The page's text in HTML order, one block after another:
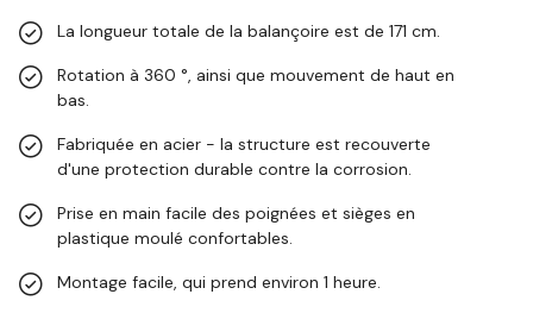
La longueur totale de la balançoire est de 171 cm.
Rotation à 360 °, ainsi que mouvement de haut en
bas.
Fabriquée en acier - la structure est recouverte
d'une protection durable contre la corrosion.
Prise en main facile des poignées et sièges en
plastique moulé confortables.
Montage facile, qui prend environ 1 heure.